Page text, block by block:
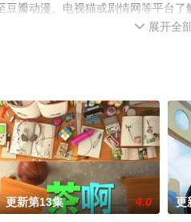
瓣动漫、电视猫或剧情网等平台了
 展开全
更新第13集 4.0 更